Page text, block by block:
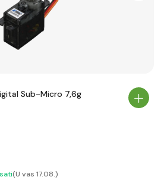
Sub-Micro 7,6g
(U vas 17.08.)